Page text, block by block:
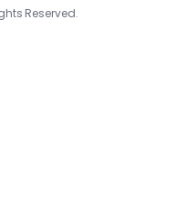
Reserved.